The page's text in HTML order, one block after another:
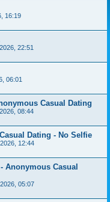
16:19
22:51
06:01
Casual Dating
08:44
Dating - No Selfie
12:44
Anonymous Casual
05:07